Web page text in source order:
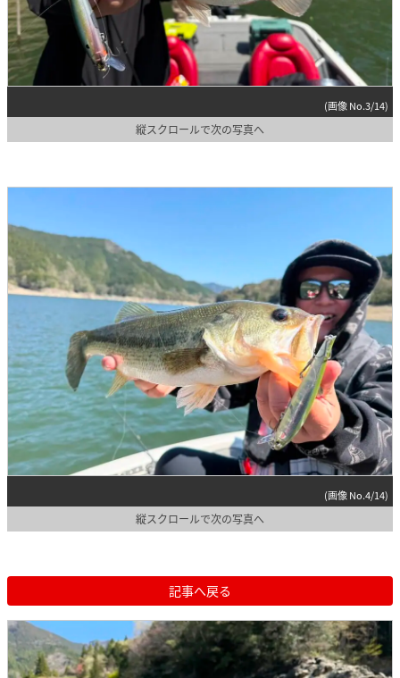
(画像 No.3/14)
縦スクロールで次の写真へ
(画像 No.4/14)
縦スクロールで次の写真へ
記事へ戻る